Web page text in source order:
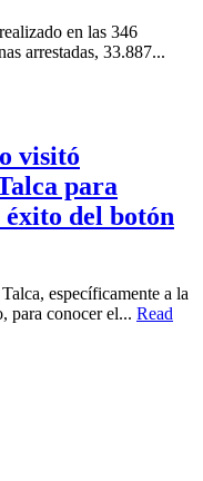
en las 346
arrestadas, 33.887...
visitó
para
éxito del botón
específicamente a la
para conocer el... Read